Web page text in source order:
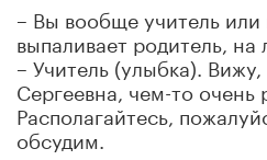
– Вы вообще учитель или
выпаливает родитель, на
– Учитель (улыбка).
Сергеевна, чем-то очень
Располагайтесь,
обсудим.